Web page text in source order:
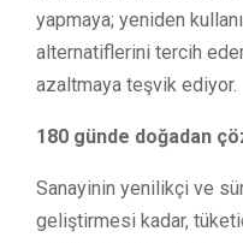
yapmaya; yeniden
alternatiflerini tercih
azaltmaya teşvik ediyor.
180 günde doğadan
Sanayinin yenilikçi ve
geliştirmesi kadar,